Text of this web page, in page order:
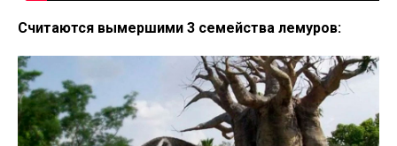
Считаются вымершими 3 семейства лемуров: